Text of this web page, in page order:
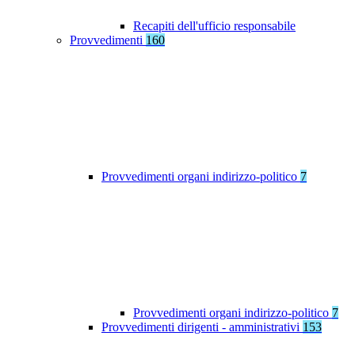
Recapiti dell'ufficio responsabile
Provvedimenti 160
Provvedimenti organi indirizzo-politico 7
Provvedimenti organi indirizzo-politico 7
Provvedimenti dirigenti - amministrativi 153